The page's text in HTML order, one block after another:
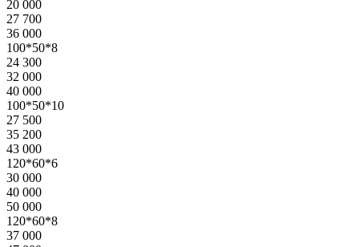
20 000
27 700
36 000
100*50*8
24 300
32 000
40 000
100*50*10
27 500
35 200
43 000
120*60*6
30 000
40 000
50 000
120*60*8
37 000